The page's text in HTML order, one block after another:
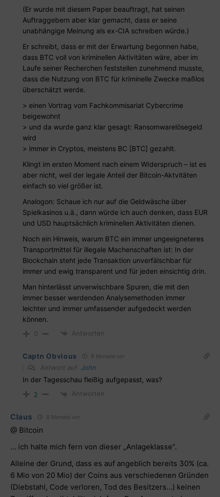
(Er wurde mit diesem Paper beauftragt, hat seinen
Auftraggebern aber klar gemacht, dass er seine
unabhängige Meinung als ex-CIA schreiben würde.)
Er schreibt, dass er mit der Erwartung begonnen habe,
dass BTC voll von kriminellen Aktivitäten wäre, aber im
Laufe seiner Recherchen feststellen zunehmend musste,
dass die Nutzung von BTC für kriminelle Zwecke maßlos
überschätzt werde.
> einen Vortrag vom Fachkommisariat Cybercrime
beigewohnt
> und da wurde ganz klar gesagt: Ransomwarelösegeld
wird
> immer in Cryptos, meistens BC [BTC] gezahlt.
Klingt im ersten Moment nach einem WIderspruch – ist es
aber nicht, weil der legale Anteil der Bitcoin-Aktvitäten
einfach so viel größer ist.
Analogon: Schaue ich nur auf die Geldwäsche über
Spielkasinos u.ä., dann würde ich auch denken, dass EUR
und USD hauptsächlich kriminellen Aktivitäten dienen.
Noch ein Hinweis, warum BTC ein immer ungeeigneteres
Transportmittel für illegale Machenschaften ist: In der
Blockchain steht jede Transaktion unverfälschbar für
immer und ewig transparent und für jeden einsichtig drin.
Man hinterlässt unverwischbare Spuren, die mit den
immer besser werdenden Analysemethoden immer
leichter und immer umfassender aufgedeckt werden
können.
0 Antworten
Captn Obvious 8 Monate vor
Antwort auf John
In der Tagesschau fleißig aufgepasst, was?
2 Antworten
Claus 8 Monate vor
@ Bitcoin
… ich halte mich fern von dieser „Anlageklasse“.
Alleine der Grund, dass es auf angeblich bereits 30% (ca.
6 Mio von 20 Mio) der Coins aus verschiedenen Gründen
(Diebstahl, Code verloren, Tod des Besitzers…) keinen